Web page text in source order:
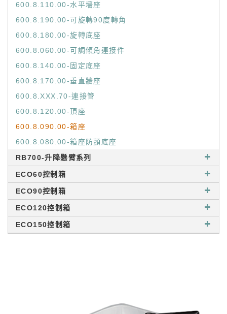
600.8.110.00-水平墻座
600.8.190.00-可旋轉90度轉角
600.8.180.00-旋轉底座
600.8.060.00-可調傾角連接件
600.8.140.00-固定底座
600.8.170.00-垂直牆座
600.8.XXX.70-連接管
600.8.120.00-頂座
600.8.090.00-箱座
600.8.080.00-箱座防顫底座
RB700-升降懸臂系列
ECO60控制箱
ECO90控制箱
ECO120控制箱
ECO150控制箱